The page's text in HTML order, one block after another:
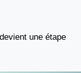
une étape